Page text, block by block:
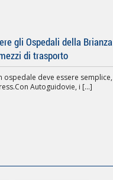
gli Ospedali della Brianza
di trasporto
ospedale deve essere semplice,
Autoguidovie, i [...]